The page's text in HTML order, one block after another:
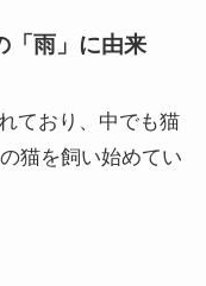
「雨」に由来
ており、中でも猫
猫を飼い始めてい